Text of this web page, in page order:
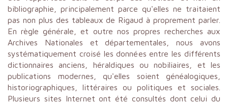
bibliographie, principalement parce qu'elles ne traitaient
pas non plus des tableaux de Rigaud à proprement parler.
En règle générale, et outre nos propres recherches aux
Archives Nationales et départementales, nous avons
systématiquement croisé les données entre les différents
dictionnaires anciens, héraldiques ou nobiliaires, et les
publications modernes, qu'elles soient généalogiques,
historiographiques, littéraires ou politiques et sociales.
Plusieurs sites Internet ont été consultés dont celui du